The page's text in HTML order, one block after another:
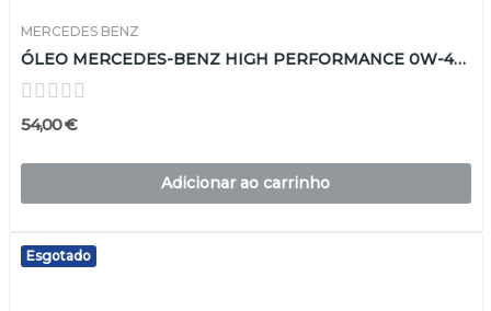
MERCEDES BENZ
ÓLEO MERCEDES-BENZ HIGH PERFORMANCE 0W-40 5L
54,00 €
Adicionar ao carrinho
Esgotado